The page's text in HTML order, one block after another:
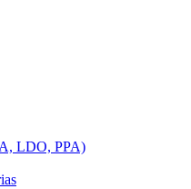
LDO, PPA)